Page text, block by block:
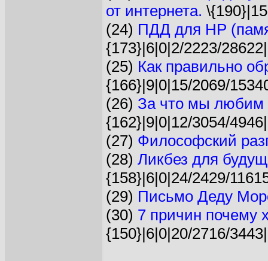
от интернета.
(24) ПДД для НР
{173}|6|0|2/2223/28622|
(25) Как правильно
{166}|9|0|15/2069/
(26) За что мы любим
{162}|9|0|12/3054/4946|
(27) Философский
(28) Ликбез для
{158}|6|0|24/2429/
(29) Письмо Деду
(30) 7 причин почему
{150}|6|0|20/2716/3443|